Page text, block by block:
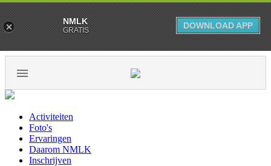
Activiteiten
Foto's
Ervaringen
Daarom NMLK
Inschrijven
NMLK
GRATIS DOWNLOAD APP